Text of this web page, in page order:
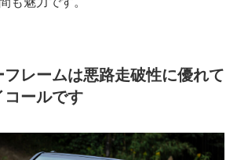
レームは悪路走破性に優れて
コールです